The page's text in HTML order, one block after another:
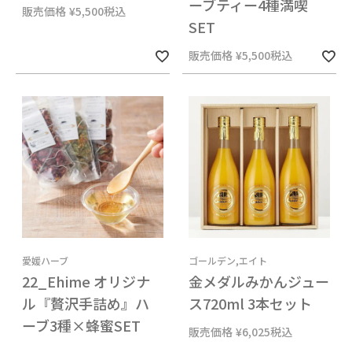
販売価格 ¥5,500税込
ーブティー4種満喫
SET
販売価格 ¥5,500税込
愛媛ハーブ
22_Ehime オリジナ
ル『贅沢手詰め』ハ
ーブ3種×蜂蜜SET
ゴールデン,エイト
金メダルみかんジュー
ス720ml 3本セット
販売価格 ¥6,025税込